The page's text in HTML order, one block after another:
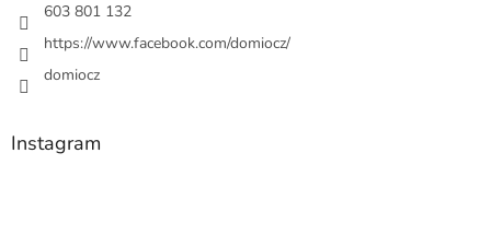
603 801 132
https://www.facebook.com/domiocz/
domiocz
Instagram